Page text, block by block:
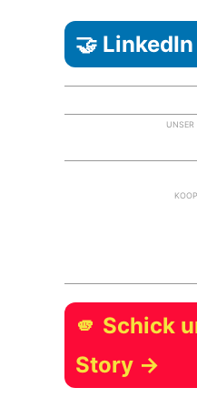
🤝
UNSER
🫵 Schick
Story →